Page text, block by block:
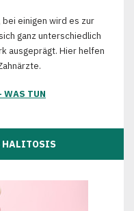
einigen wird es zur
ganz unterschiedlich
ausgeprägt. Hier helfen
WAS TUN
HALITOSIS